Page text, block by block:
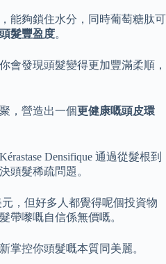
，能夠鎖住水分，同時葡萄糖肽可
頭髮豐盈度。
會發現頭髮變得更加豐滿柔順，
，營造出一個更健康嘅頭皮環
Densifique 通過從髮根到
頭髮稀疏問題。
，但好多人都覺得呢個投資物
帶嚟嘅自信係無價嘅。
掌控你頭髮嘅本質同美麗。